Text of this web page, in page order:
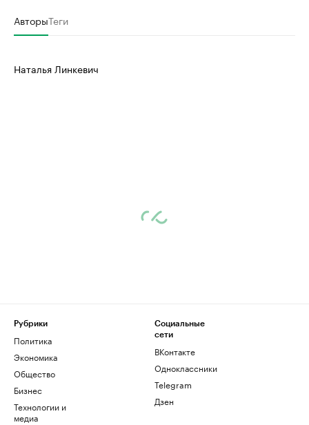
АвторыТеги
Наталья Линкевич
Рубрики
Политика
Экономика
Общество
Бизнес
Технологии и
медиа
Социальные
сети
ВКонтакте
Одноклассники
Telegram
Дзен